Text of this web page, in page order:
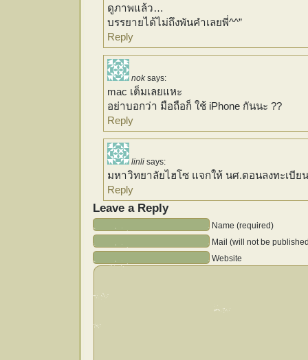
ดูภาพแล้ว…
บรรยายได้ไม่ถึงพันคำเลยพี่^^”
Reply
nok says:
mac เต็มเลยแหะ
อย่าบอกว่า มือถือก็ ใช้ iPhone กันนะ ??
Reply
linli says:
มหาวิทยาลัยไฮโซ แจกให้ นศ.ตอนลงทะเบียน
Reply
Leave a Reply
Name (required)
Mail (will not be
Website